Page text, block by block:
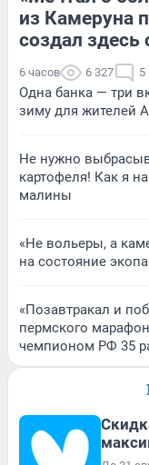
из Камеруна
создал
6 часов 6 327 5
Одна банка — три
зиму для жителей
Не нужно
картофеля! Как я
малины
«Не вольеры, а
на состояние
«Позавтракал и
пермского
чемпионом РФ 35